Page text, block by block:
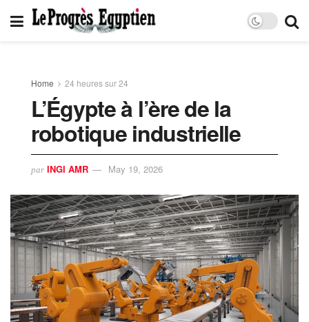
Home 24 heures sur 24
L’Égypte à l’ère de la
robotique industrielle​
par INGI AMR May 19, 2026